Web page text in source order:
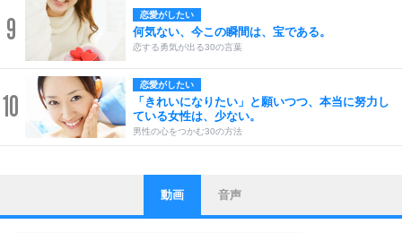
9 恋愛がしたい
何気ない、今この瞬間は、宝である。
恋する勇気が出る30の言葉
10
恋愛がしたい
「きれいになりたい」と願いつつ、本当に努力し
ている女性は、少ない。
男性の心をつかむ30の方法
1
ストレス対策
他人と比べない。
いっそのこと、他人を見ない。
動画 音声